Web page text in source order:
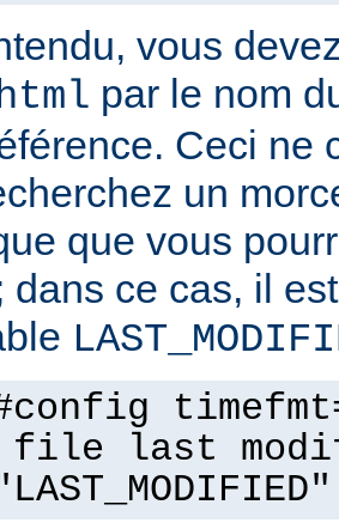
vous
par le nom
Ceci ne
un
que vous
dans ce cas, il
file last